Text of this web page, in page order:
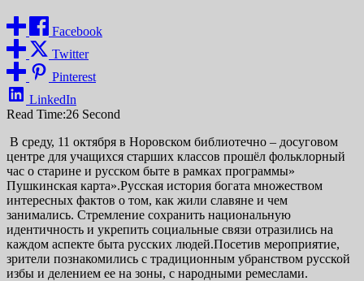
Facebook
Twitter
Pinterest
LinkedIn
Read Time:26 Second
В среду, 11 октября в Норовском библиотечно – досуговом
центре для учащихся старших классов прошёл фольклорный
час о старине и русском быте в рамках программы»
Пушкинская карта».Русская история богата множеством
интересных фактов о том, как жили славяне и чем
занимались. Стремление сохранить национальную
идентичность и укрепить социальные связи отразились на
каждом аспекте быта русских людей.Посетив мероприятие,
зрители познакомились с традиционным убранством русской
избы и делением ее на зоны, с народными ремеслами.